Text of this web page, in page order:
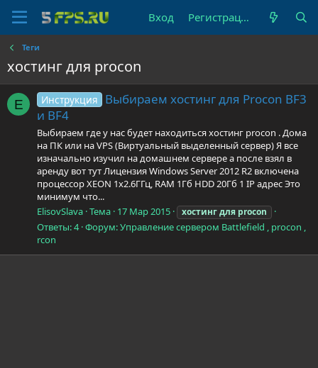
Вход Регистрация
Теги
хостинг для procon
E Инструкция
Выбираем хостинг для Procon BF3
и BF4
Выбираем где у нас будет находиться хостинг procon . Дома
на ПК или на VPS (Виртуальный выделенный сервер) Я все
изначально изучил на домашнем сервере а после взял в
аренду вот тут Лицензия Windows Server 2012 R2 включена
процессор XEON 1x2.6ГГц, RAM 1Гб HDD 20Гб 1 IP адрес Это
минимум что...
ElisovSlava Тема 17 Мар 2015 хостингдля procon
Ответы: 4 Форум:Управление сервером Battlefield , procon ,
rcon